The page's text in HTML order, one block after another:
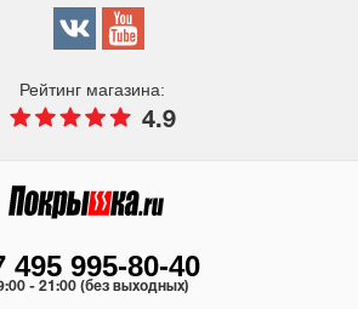
Рейтинг магазина:
4.9
495 995-80-40
- 21:00 (без выходных)